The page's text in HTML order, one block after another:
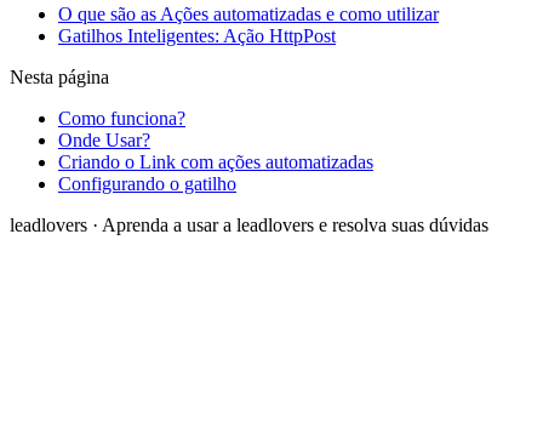
O que são as Ações automatizadas e como utilizar
Gatilhos Inteligentes: Ação HttpPost
Nesta página
Como funciona?
Onde Usar?
Criando o Link com ações automatizadas
Configurando o gatilho
leadlovers · Aprenda a usar a leadlovers e resolva suas dúvidas